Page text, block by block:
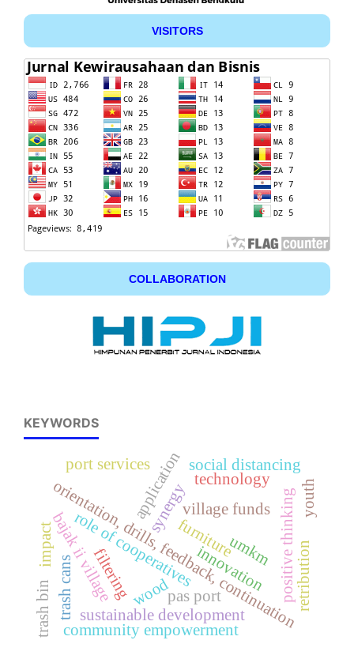
VISITORS
COLLABORATION
KEYWORDS
orientation, drills, feedback, continuation
synergy
bajak ii village
role of cooperatives umkm
furniture
wood
application
positive thinking
sustainable development
village funds
community empowerment
port services
retribution
technology
filtering
trash cans innovation
social distancing
pas port
impact
trash bin
youth